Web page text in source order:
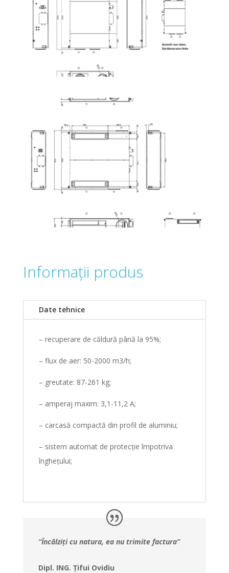
Informații produs
Date tehnice
– recuperare de căldură până la 95%;
– flux de aer: 50-2000 m3/h;
– greutate: 87-261 kg;
– amperaj maxim: 3,1-11,2 A;
– carcasă compactă din profil de aluminiu;
– sistem automat de protecție împotriva
înghețului;
“Încălziți cu natura, ea nu trimite factura”
Dipl. ING. Țifui Ovidiu